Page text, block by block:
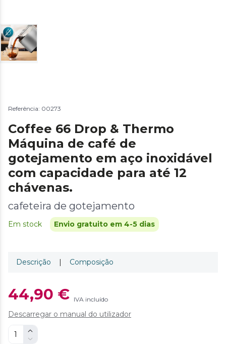
Referência: 00273
Coffee 66 Drop & Thermo
Máquina de café de
gotejamento em aço inoxidável
com capacidade para até 12
chávenas.
cafeteira de gotejamento
Em stock Envio gratuito em 4-5 dias
Descrição | Composição
44,90 € IVA incluído
Descarregar o manual do utilizador